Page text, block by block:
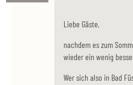
Liebe Gäste,
nachdem es zum
wieder ein wenig
Wer sich also in Bad